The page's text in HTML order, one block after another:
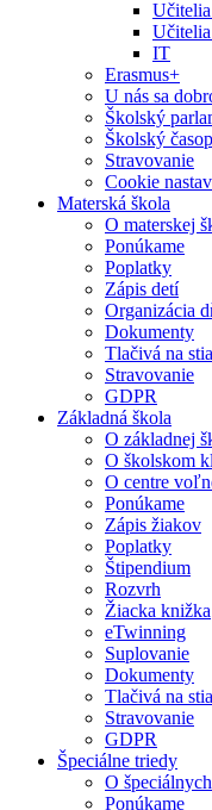
IT
Erasmus+
U nás sa
Školský
Školský
Stravovanie
Cookie
Materská škola
O materskej
Ponúkame
Poplatky
Zápis detí
Organizácia
Dokumenty
Tlačivá na
Stravovanie
GDPR
Základná škola
O základnej
O školskom
O centre
Ponúkame
Zápis žiakov
Poplatky
Štipendium
Rozvrh
Žiacka knižka
eTwinning
Suplovanie
Dokumenty
Tlačivá na
Stravovanie
GDPR
Špeciálne triedy
O
Ponúkame